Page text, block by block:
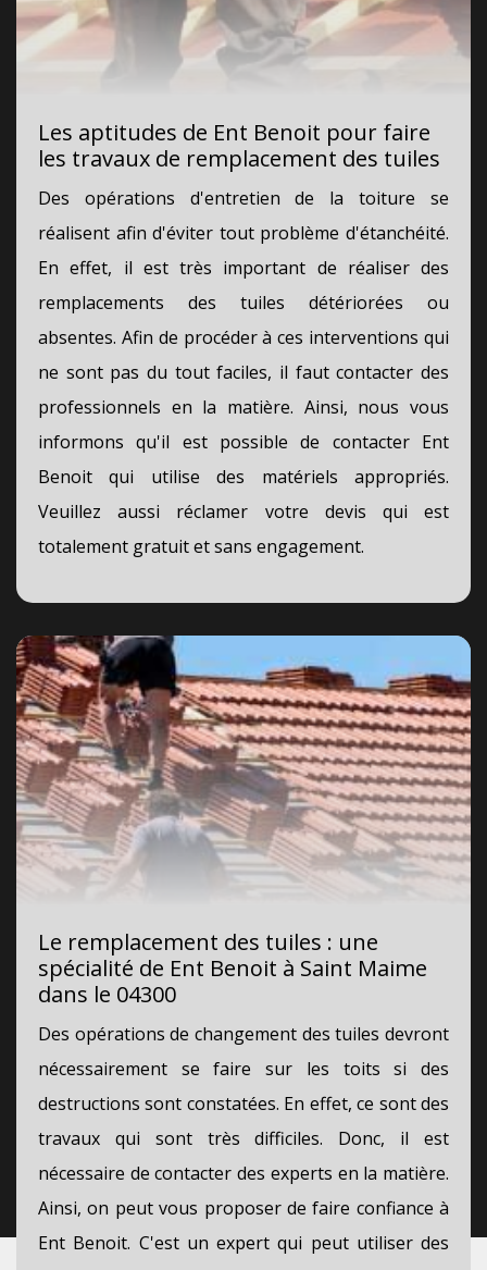
Les aptitudes de Ent Benoit pour faire
les travaux de remplacement des tuiles
Des opérations d'entretien de la toiture se
réalisent afin d'éviter tout problème d'étanchéité.
En effet, il est très important de réaliser des
remplacements des tuiles détériorées ou
absentes. Afin de procéder à ces interventions qui
ne sont pas du tout faciles, il faut contacter des
professionnels en la matière. Ainsi, nous vous
informons qu'il est possible de contacter Ent
Benoit qui utilise des matériels appropriés.
Veuillez aussi réclamer votre devis qui est
totalement gratuit et sans engagement.
Le remplacement des tuiles : une
spécialité de Ent Benoit à Saint Maime
dans le 04300
Des opérations de changement des tuiles devront
nécessairement se faire sur les toits si des
destructions sont constatées. En effet, ce sont des
travaux qui sont très difficiles. Donc, il est
nécessaire de contacter des experts en la matière.
Ainsi, on peut vous proposer de faire confiance à
Ent Benoit. C'est un expert qui peut utiliser des